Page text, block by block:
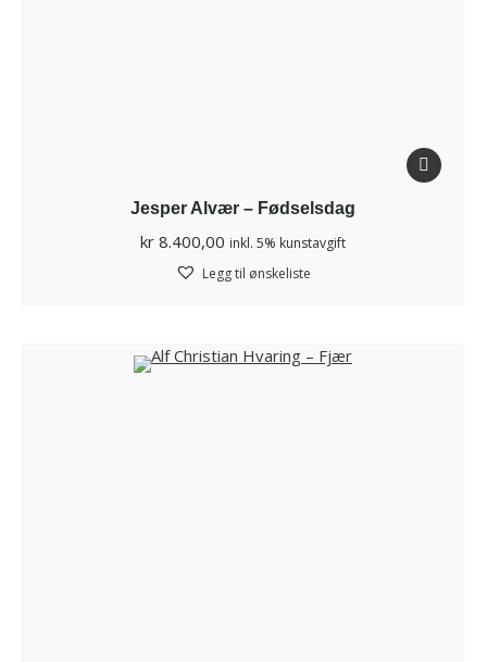
Jesper Alvær – Fødselsdag
kr 8.400,00 inkl. 5% kunstavgift
Legg til ønskeliste